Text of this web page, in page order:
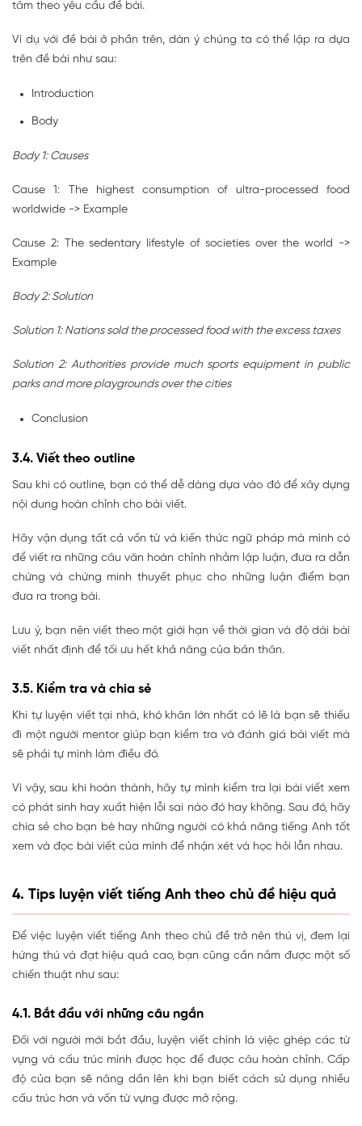
tâm theo yêu cầu đề bài.
Ví dụ với đề bài ở phần trên, dàn ý chúng ta có thể lập ra dựa
trên đề bài như sau:
Introduction
Body
Body 1: Causes
Cause 1: The highest consumption of ultra-processed food
worldwide -> Example
Cause 2: The sedentary lifestyle of societies over the world ->
Example
Body 2: Solution
Solution 1: Nations sold the processed food with the excess taxes
Solution 2: Authorities provide much sports equipment in public
parks and more playgrounds over the cities
Conclusion
3.4. Viết theo outline
Sau khi có outline, bạn có thể dễ dàng dựa vào đó để xây dựng
nội dung hoàn chỉnh cho bài viết.
Hãy vận dụng tất cả vốn từ và kiến thức ngữ pháp mà mình có
để viết ra những câu văn hoàn chỉnh nhằm lập luận, đưa ra dẫn
chứng và chứng minh thuyết phục cho những luận điểm bạn
đưa ra trong bài.
Lưu ý, bạn nên viết theo một giới hạn về thời gian và độ dài bài
viết nhất định để tối ưu hết khả năng của bản thân.
3.5. Kiểm tra và chia sẻ
Khi tự luyện viết tại nhà, khó khăn lớn nhất có lẽ là bạn sẽ thiếu
đi một người mentor giúp bạn kiểm tra và đánh giá bài viết mà
sẽ phải tự mình làm điều đó.
Vì vậy, sau khi hoàn thành, hãy tự mình kiểm tra lại bài viết xem
có phát sinh hay xuất hiện lỗi sai nào đó hay không. Sau đó, hãy
chia sẻ cho bạn bè hay những người có khả năng tiếng Anh tốt
xem và đọc bài viết của mình để nhận xét và học hỏi lẫn nhau.
4. Tips luyện viết tiếng Anh theo chủ đề hiệu quả
Để việc luyện viết tiếng Anh theo chủ đề trở nên thú vị, đem lại
hứng thú và đạt hiệu quả cao, bạn cũng cần nắm được một số
chiến thuật như sau:
4.1. Bắt đầu với những câu ngắn
Đối với người mới bắt đầu, luyện viết chính là việc ghép các từ
vựng và cấu trúc mình được học để được câu hoàn chỉnh. Cấp
độ của bạn sẽ nâng dần lên khi bạn biết cách sử dụng nhiều
cấu trúc hơn và vốn từ vựng được mở rộng.